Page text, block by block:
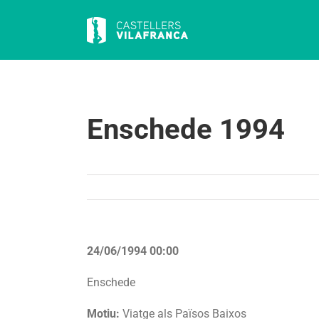
Enschede 1994
24/06/1994 00:00
Enschede
Motiu: Viatge als Països Baixos